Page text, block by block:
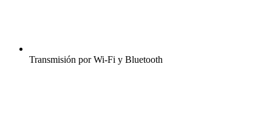
Transmisión por Wi-Fi y Bluetooth